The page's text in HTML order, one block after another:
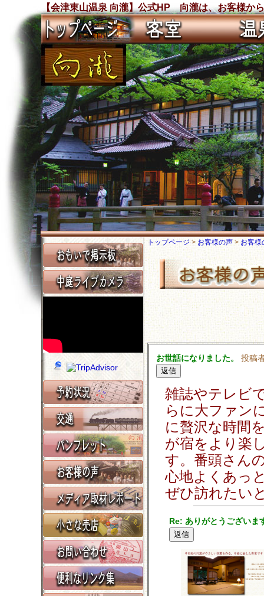
【会津東山温泉 向瀧】公式HP 向瀧は、お客様か
トップページ> お客様の声 > お客
お世話になりました。 投稿
雑誌やテレビ
らに大ファン
に贅沢な時間
が宿をより楽
す。番頭さん
心地よくあっ
ぜひ訪れたい
Re: ありがとうございま